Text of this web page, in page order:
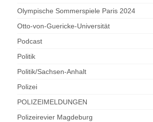
Olympische Sommerspiele Paris 2024
Otto-von-Guericke-Universität
Podcast
Politik
Politik/Sachsen-Anhalt
Polizei
POLIZEIMELDUNGEN
Polizeirevier Magdeburg